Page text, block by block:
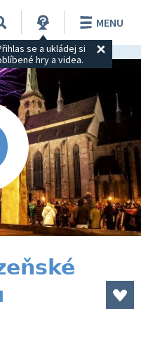
se a ukládej si
hry a videa.
MENU